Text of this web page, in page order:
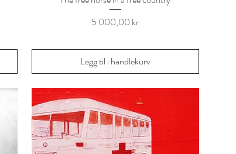
Pris
5 000,00 kr
Legg til i handlekurv